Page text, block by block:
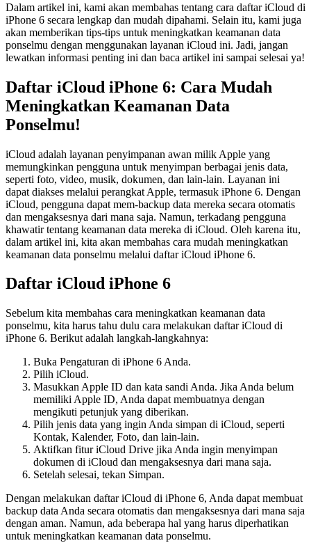
Dalam artikel ini, kami akan membahas tentang cara daftar iCloud di
iPhone 6 secara lengkap dan mudah dipahami. Selain itu, kami juga
akan memberikan tips-tips untuk meningkatkan keamanan data
ponselmu dengan menggunakan layanan iCloud ini. Jadi, jangan
lewatkan informasi penting ini dan baca artikel ini sampai selesai ya!
Daftar iCloud iPhone 6: Cara Mudah
Meningkatkan Keamanan Data
Ponselmu!
iCloud adalah layanan penyimpanan awan milik Apple yang
memungkinkan pengguna untuk menyimpan berbagai jenis data,
seperti foto, video, musik, dokumen, dan lain-lain. Layanan ini
dapat diakses melalui perangkat Apple, termasuk iPhone 6. Dengan
iCloud, pengguna dapat mem-backup data mereka secara otomatis
dan mengaksesnya dari mana saja. Namun, terkadang pengguna
khawatir tentang keamanan data mereka di iCloud. Oleh karena itu,
dalam artikel ini, kita akan membahas cara mudah meningkatkan
keamanan data ponselmu melalui daftar iCloud iPhone 6.
Daftar iCloud iPhone 6
Sebelum kita membahas cara meningkatkan keamanan data
ponselmu, kita harus tahu dulu cara melakukan daftar iCloud di
iPhone 6. Berikut adalah langkah-langkahnya:
Buka Pengaturan di iPhone 6 Anda.
Pilih iCloud.
Masukkan Apple ID dan kata sandi Anda. Jika Anda belum
memiliki Apple ID, Anda dapat membuatnya dengan
mengikuti petunjuk yang diberikan.
Pilih jenis data yang ingin Anda simpan di iCloud, seperti
Kontak, Kalender, Foto, dan lain-lain.
Aktifkan fitur iCloud Drive jika Anda ingin menyimpan
dokumen di iCloud dan mengaksesnya dari mana saja.
Setelah selesai, tekan Simpan.
Dengan melakukan daftar iCloud di iPhone 6, Anda dapat membuat
backup data Anda secara otomatis dan mengaksesnya dari mana saja
dengan aman. Namun, ada beberapa hal yang harus diperhatikan
untuk meningkatkan keamanan data ponselmu.